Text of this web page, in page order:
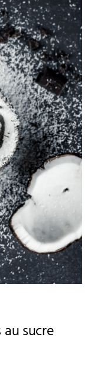
sucre